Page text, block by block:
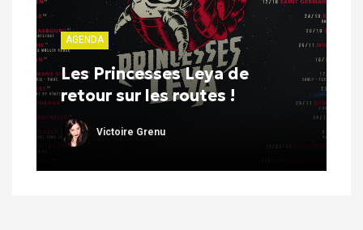
AGENDA
Les Princesses Leya de
retour sur les routes !
Victoire Grenu